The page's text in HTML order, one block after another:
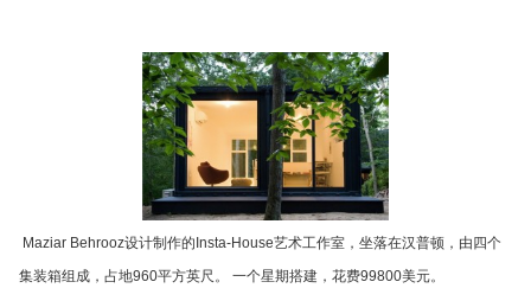
Maziar Behrooz设计制作的Insta-House艺术工作室，坐落在汉普顿，由四个
集装箱组成，占地960平方英尺。 一个星期搭建，花费99800美元。